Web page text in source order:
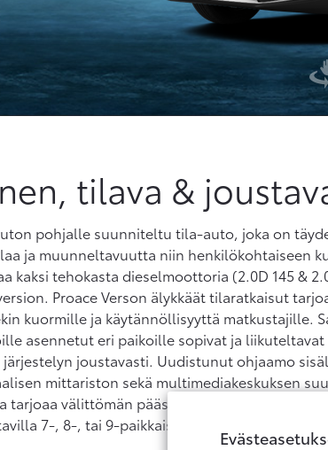
tilava &
pohjalle suunniteltu tila-auto, joka on
ja muunneltavuutta niin henkilökohtaiseen
kaksi tehokasta dieselmoottoria (2.0D 145 &
Proace Verson älykkäät tilaratkaisut
kuormille ja käytännöllisyyttä matkustajille.
asennetut eri paikoille sopivat ja
joustavasti. Uudistunut ohjaamo
mittariston sekä multimediakeskuksen
tarjoaa välittömän pääsyn sovelluksiin,
7-, 8-, tai 9-paikkaisena.